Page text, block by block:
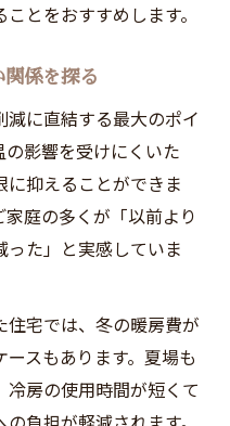
とをおすすめします。
係を探る
に直結する最大のポイ
影響を受けにくいた
抑えることができま
庭の多くが「以前より
た」と実感していま
住宅では、冬の暖房費が
スもあります。夏場も
房の使用時間が短くて